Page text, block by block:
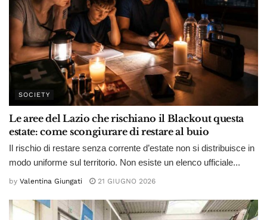
SOCIETY
Le aree del Lazio che rischiano il Blackout questa
estate: come scongiurare di restare al buio
Il rischio di restare senza corrente d’estate non si distribuisce in
modo uniforme sul territorio. Non esiste un elenco ufficiale...
by Valentina Giungati 21 GIUGNO 2026